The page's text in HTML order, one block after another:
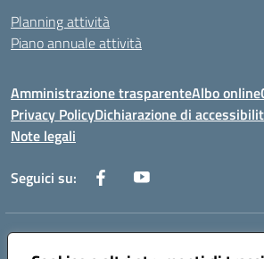
Planning attività
Piano annuale attività
Amministrazione trasparenteAlbo online
Privacy PolicyDichiarazione di
Note legali
Seguici su:
Indirizzo: